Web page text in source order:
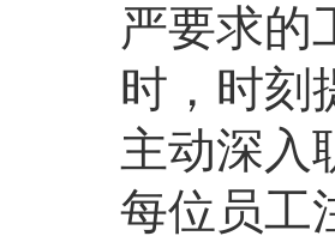
严要求的
时，时刻
主动深入
每位员工